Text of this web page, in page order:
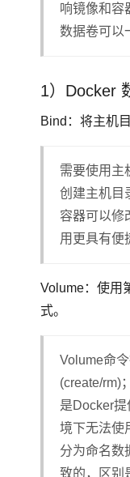
响镜像和容
数据卷可以
1）Docker
Bind：将主机
需要使用主
创建主机目
容器可以修
用更具有便
Volume：使用
式。
Volume命
(create/rm)；
是Docker
境下无法使
分为命名数
致的，区别